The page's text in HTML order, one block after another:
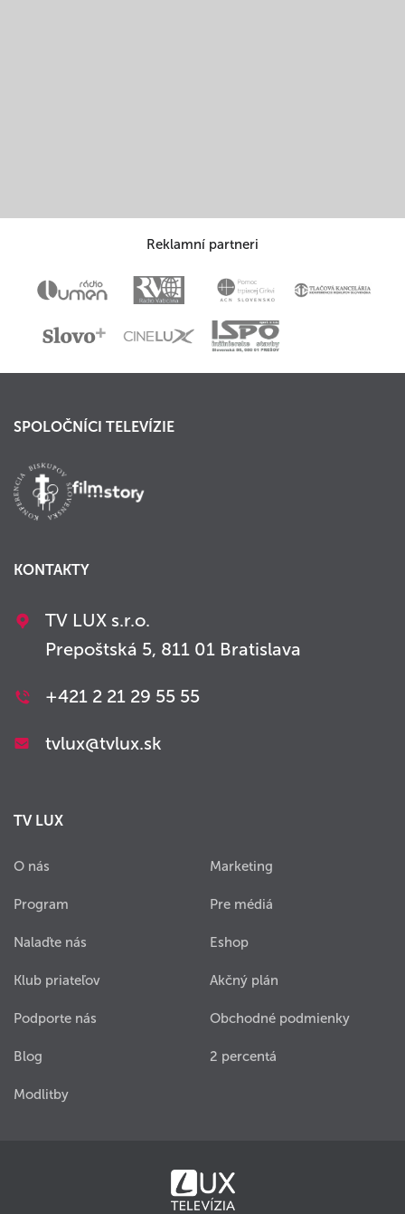
Reklamní partneri
SPOLOČNÍCI TELEVÍZIE
KONTAKTY
TV LUX s.r.o.
Prepoštská 5, 811 01 Bratislava
+421 2 21 29 55 55
tvlux@tvlux.sk
TV LUX
O nás
Program
Nalaďte nás
Klub priateľov
Podporte nás
Blog
Modlitby
Marketing
Pre médiá
Eshop
Akčný plán
Obchodné podmienky
2 percentá